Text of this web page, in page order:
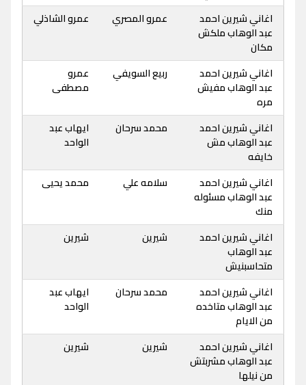
اغاني شيرين احمد
عبد الوهاب ملكش
مكان
عمرو المصري عمرو الشاذلي
اغاني شيرين احمد
عبد الوهاب مفيش
مره
ربيع السويفي
عمرو
مصطفى
اغاني شيرين احمد
عبد الوهاب مش
خايفه
محمد سرحان
ايهاب عبد
الواحد
اغاني شيرين احمد
عبد الوهاب مسئوله
منك
سلامه علي محمد يحيى
اغاني شيرين احمد
عبد الوهاب
متحاسبنيش
شيرين شيرين
اغاني شيرين احمد
عبد الوهاب متاخده
من الايام
محمد سرحان
ايهاب عبد
الواحد
اغاني شيرين احمد
عبد الوهاب مشربتش
من نيلها
شيرين شيرين